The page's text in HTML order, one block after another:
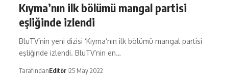
Kıyma’nın ilk bölümü mangal partisi
eşliğinde izlendi
BluTV’nin yeni dizisi ‘Kıyma’nın ilk bölümü mangal partisi
eşliğinde izlendi. BluTV’nin en…
TarafındanEditör 25 May 2022